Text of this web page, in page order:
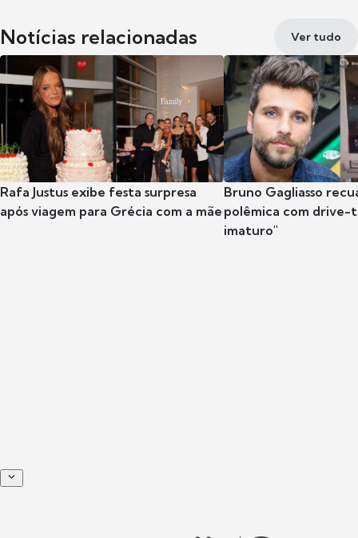
Notícias relacionadas Ver tudo
Rafa Justus exibe festa surpresa
após viagem para Grécia com a mãe
Bruno Gagliasso
polêmica com drive-
imaturo"